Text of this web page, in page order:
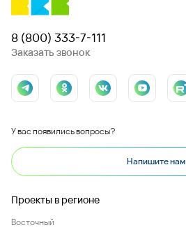
8 (800) 333-7-111
Заказать звонок
У вас появились вопросы?
Напишите нам
Проекты в регионе
Восточный